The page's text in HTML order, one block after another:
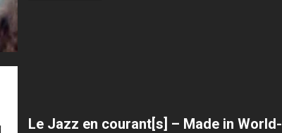
Le Jazz en courant[s] – Made in World-